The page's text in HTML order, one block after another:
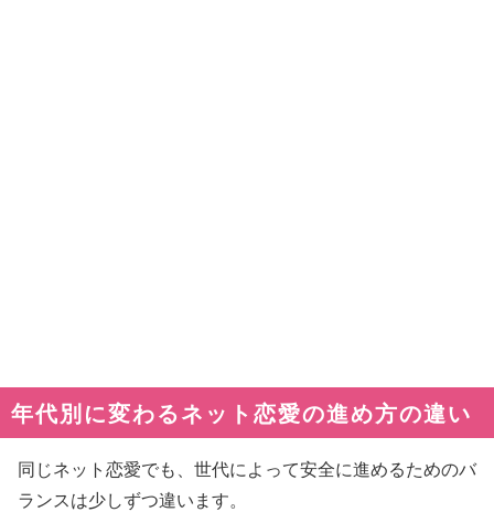
年代別に変わるネット恋愛の進め方の違い
同じネット恋愛でも、世代によって安全に進めるためのバ
ランスは少しずつ違います。